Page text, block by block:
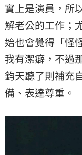
實上是演員，所
解老公的工作；
始也會覺得「怪
我有潔癖，不過
鈞天聽了則補充
備、表達尊重。